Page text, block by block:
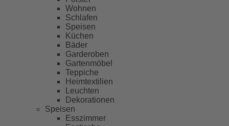
Wohnen
Schlafen
Speisen
Küchen
Bäder
Garderoben
Gartenmöbel
Teppiche
Heimtextilien
Leuchten
Dekorationen
Speisen
Esszimmer